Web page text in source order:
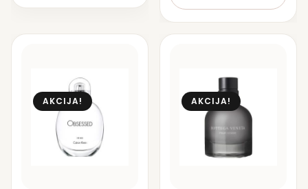
AKCIJA! AKCIJA!